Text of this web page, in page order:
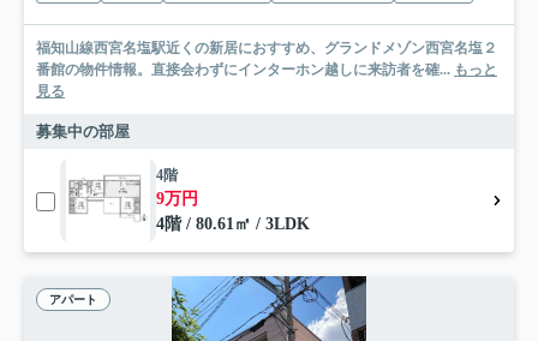
福知山線西宮名塩駅近くの新居におすすめ、グランドメゾン西宮名塩２
番館の物件情報。直接会わずにインターホン越しに来訪者を確... もっと
見る
募集中の部屋
4階
9万円
4階 / 80.61㎡ / 3LDK
アパート